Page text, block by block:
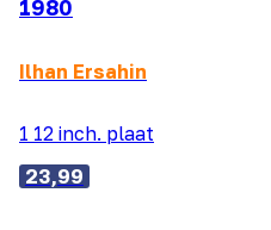
1980
Ilhan Ersahin
1 12 inch. plaat
23,99